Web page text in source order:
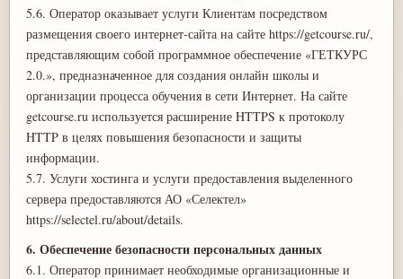
5.6. Оператор оказывает услуги Клиентам посредством
размещения своего интернет-сайта на сайте https://getcourse.ru/,
представляющим собой программное обеспечение «ГЕТКУРС
2.0.», предназначенное для создания онлайн школы и
организации процесса обучения в сети Интернет. На сайте
getcourse.ru используется расширение HTTPS к протоколу
HTTP в целях повышения безопасности и защиты
информации.
5.7. Услуги хостинга и услуги предоставления выделенного
сервера предоставляются АО «Селектел»
https://selectel.ru/about/details.
6. Обеспечение безопасности персональных данных
6.1. Оператор принимает необходимые организационные и